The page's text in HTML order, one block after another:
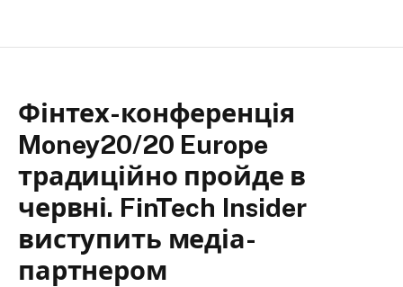
Фінтех-конференція
Money20/20 Europe
традиційно пройде в
червні. FinTech Insider
виступить медіа-
партнером